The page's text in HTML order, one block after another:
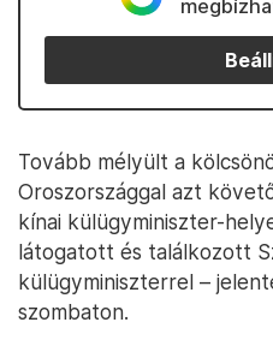
Tovább mélyült a
Oroszországgal azt
kínai külügyminiszter-
látogatott és találkozott
külügyminiszterrel –
szombaton.